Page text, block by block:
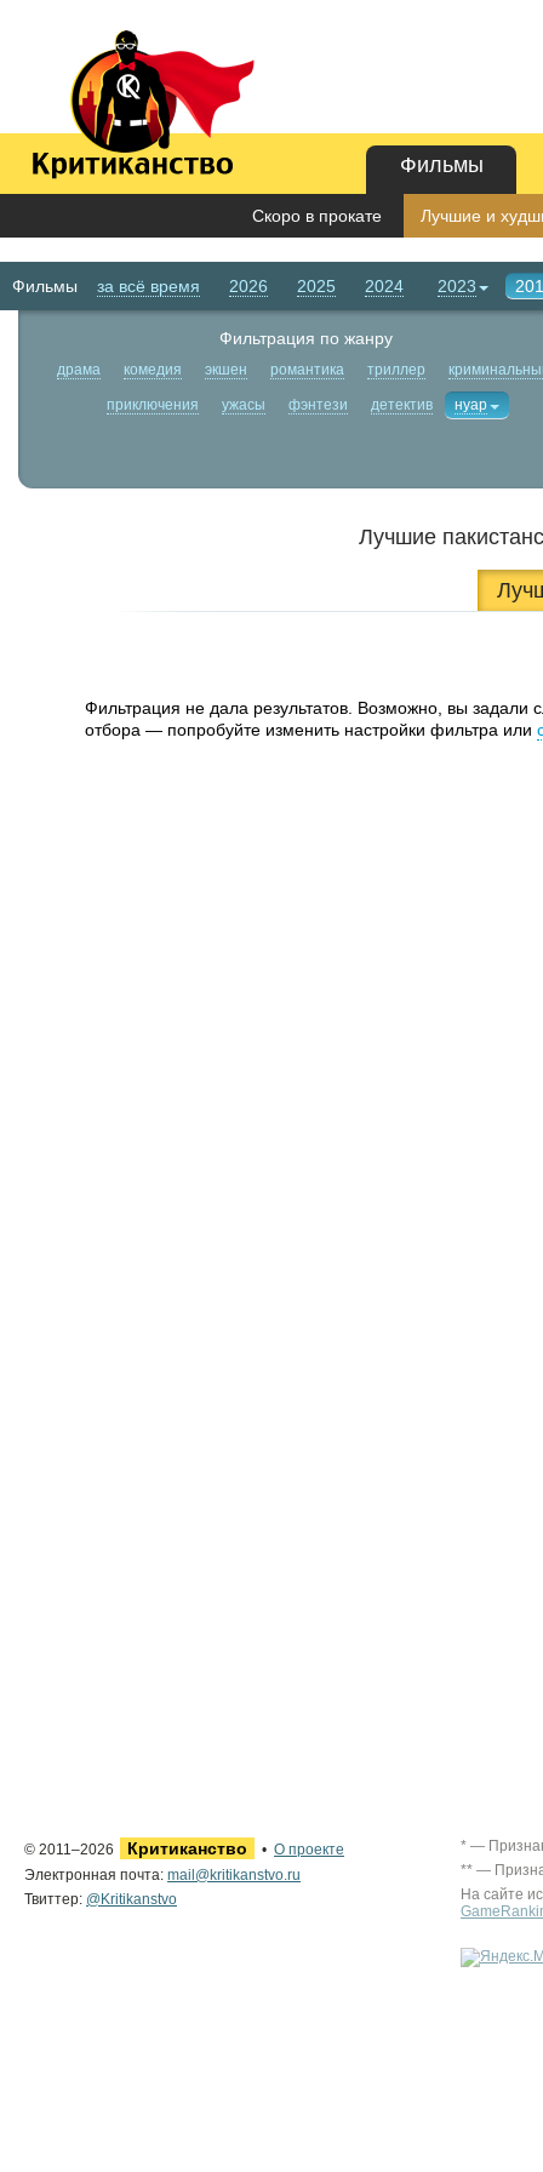
Фильмы
Скоро в прокате Лучшие и
Фильмы за всё время 2026 2025 2024 2023
Фильтрация по жанру
драма комедия экшен романтика триллер
приключения ужасы фэнтези детектив нуар
Лучшие
Фильтрация не дала результатов. Возможно, вы задали
отбора — попробуйте изменить настройки фильтра или
© 2011–2026 Критиканство • О проекте
Электронная почта: mail@kritikanstvo.ru
Твиттер: @Kritikanstvo
* —
** —
На сайте